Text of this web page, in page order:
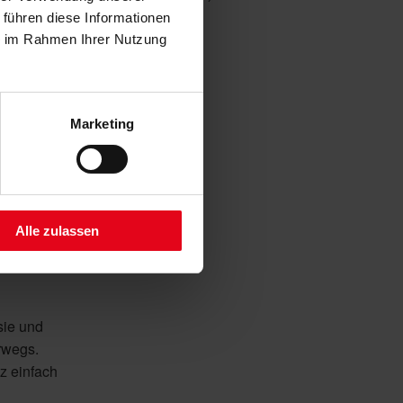
diese Informationen
Rahmen Ihrer Nutzung
Marketing
Alle zulassen
und
einfach
Juni 2017(1)
April 2017(1)